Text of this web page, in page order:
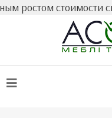
стоимости